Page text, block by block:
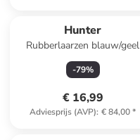
Hunter
Rubberlaarzen blauw/geel
-79%
€ 16,99
Adviesprijs (AVP): € 84,00*